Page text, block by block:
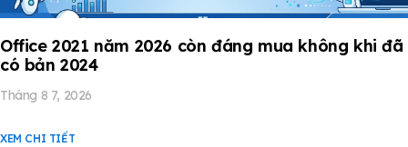
Office 2021 năm 2026 còn đáng mua không khi đã
có bản 2024
Tháng 8 7, 2026
XEM CHI TIẾT